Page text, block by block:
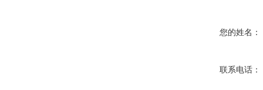
您的姓名：
联系电话：